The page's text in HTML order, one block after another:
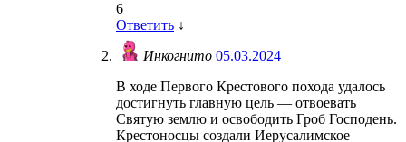
6
Ответить ↓
Инкогнито 05.03.2024
В ходе Первого Крестового похода удалось
достигнуть главную цель — отвоевать
Святую землю и освободить Гроб Господень.
Крестоносцы создали Иерусалимское